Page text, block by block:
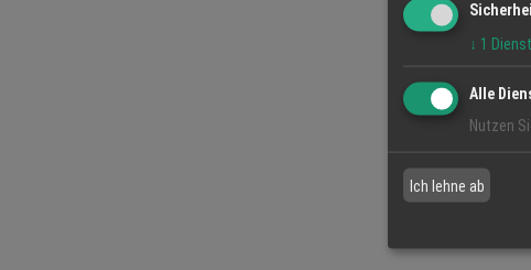
↓ 1 Dienst
Alle
Nutzen
Ich lehne ab